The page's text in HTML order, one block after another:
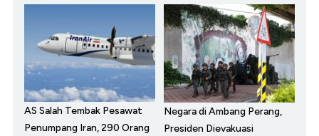
AS Salah Tembak Pesawat
Penumpang Iran, 290 Orang
Negara di Ambang Perang,
Presiden Dievakuasi